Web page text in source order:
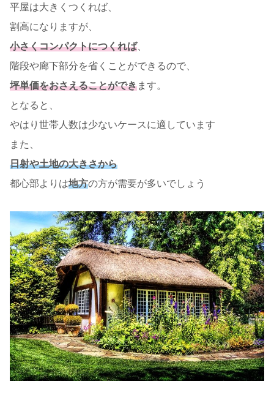
平屋は大きくつくれば、
割高になりますが、
小さくコンパクトにつくれば、
階段や廊下部分を省くことができるので、
坪単価をおさえることができます。
となると、
やはり世帯人数は少ないケースに適しています
また、
日射や土地の大きさから
都心部よりは地方の方が需要が多いでしょう